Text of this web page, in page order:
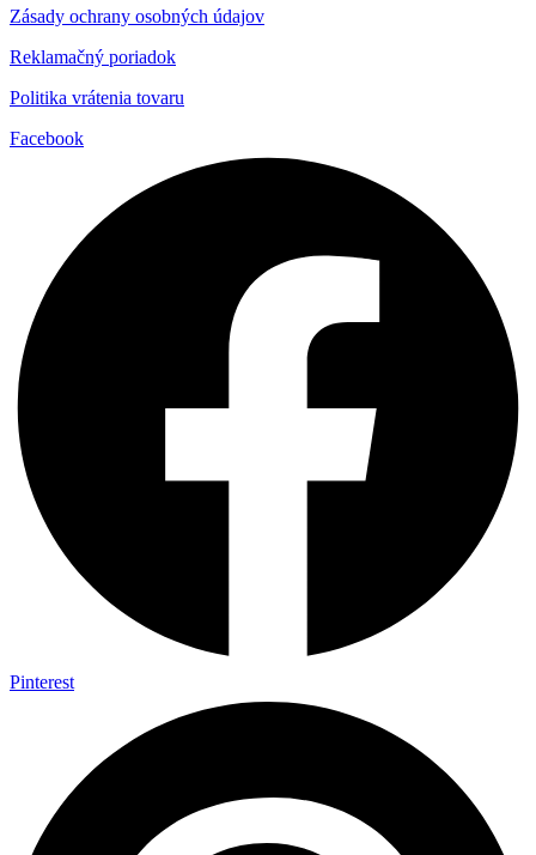
Zásady ochrany osobných údajov
Reklamačný poriadok
Politika vrátenia tovaru
Facebook
Pinterest